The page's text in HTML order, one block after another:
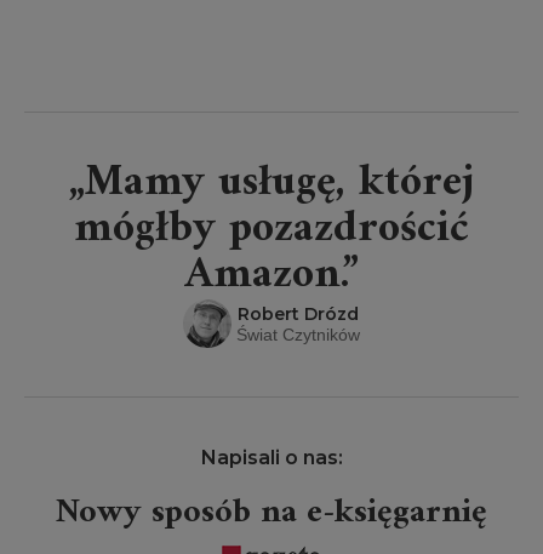
„Mamy usługę, której
mógłby pozazdrościć
Amazon.”
Robert Drózd
Świat Czytników
Napisali o nas:
Nowy sposób na e-księgarnię